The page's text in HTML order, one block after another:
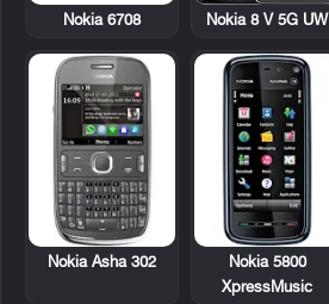
Nokia 8 V 5G UW
Nokia 6708
Nokia 5800
XpressMusic
Nokia Asha 302